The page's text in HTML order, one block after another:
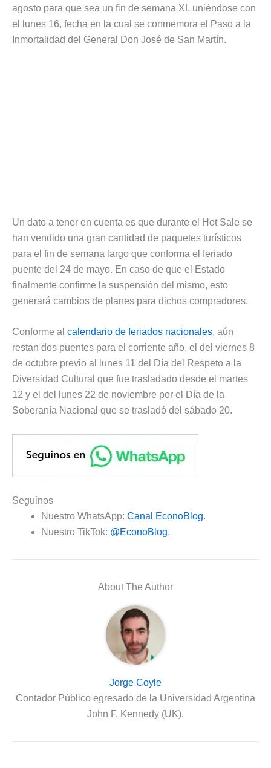
agosto para que sea un fin de semana XL uniéndose con
el lunes 16, fecha en la cual se conmemora el Paso a la
Inmortalidad del General Don José de San Martín.
Un dato a tener en cuenta es que durante el Hot Sale se
han vendido una gran cantidad de paquetes turísticos
para el fin de semana largo que conforma el feriado
puente del 24 de mayo. En caso de que el Estado
finalmente confirme la suspensión del mismo, esto
generará cambios de planes para dichos compradores.
Conforme al calendario de feriados nacionales, aún
restan dos puentes para el corriente año, el del viernes 8
de octubre previo al lunes 11 del Día del Respeto a la
Diversidad Cultural que fue trasladado desde el martes
12 y el del lunes 22 de noviembre por el Día de la
Soberanía Nacional que se trasladó del sábado 20.
Seguinos
Nuestro WhatsApp: Canal EconoBlog.
Nuestro TikTok: @EconoBlog.
About The Author
Jorge Coyle
Contador Público egresado de la Universidad Argentina
John F. Kennedy (UK).